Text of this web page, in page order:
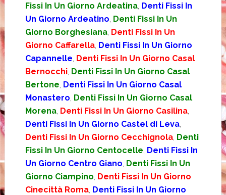
Fissi In Un Giorno Ardeatina, Denti Fissi In
Un Giorno Ardeatino Denti Fissi In Un
Giorno Borghesiana, Denti Fissi In Un
Giorno Caffarella, Denti Fissi In Un Giorno
Capannelle Denti Fissi In Un Giorno Casal
Bernocchi, Denti Fissi In Un Giorno Casal
Bertone Denti Fissi In Un Giorno Casal
Monastero Denti Fissi In Un Giorno Casal
Morena, Denti Fissi In Un Giorno Casilina,
Denti Fissi In Un Giorno Castel di Leva,
Denti Fissi In Un Giorno Cecchignola, Denti
Fissi In Un Giorno Centocelle Denti Fissi In
Un Giorno Centro Giano Denti Fissi In Un
Giorno Ciampino Denti Fissi In Un Giorno
Cinecittà Roma, Denti Fissi In Un Giorno